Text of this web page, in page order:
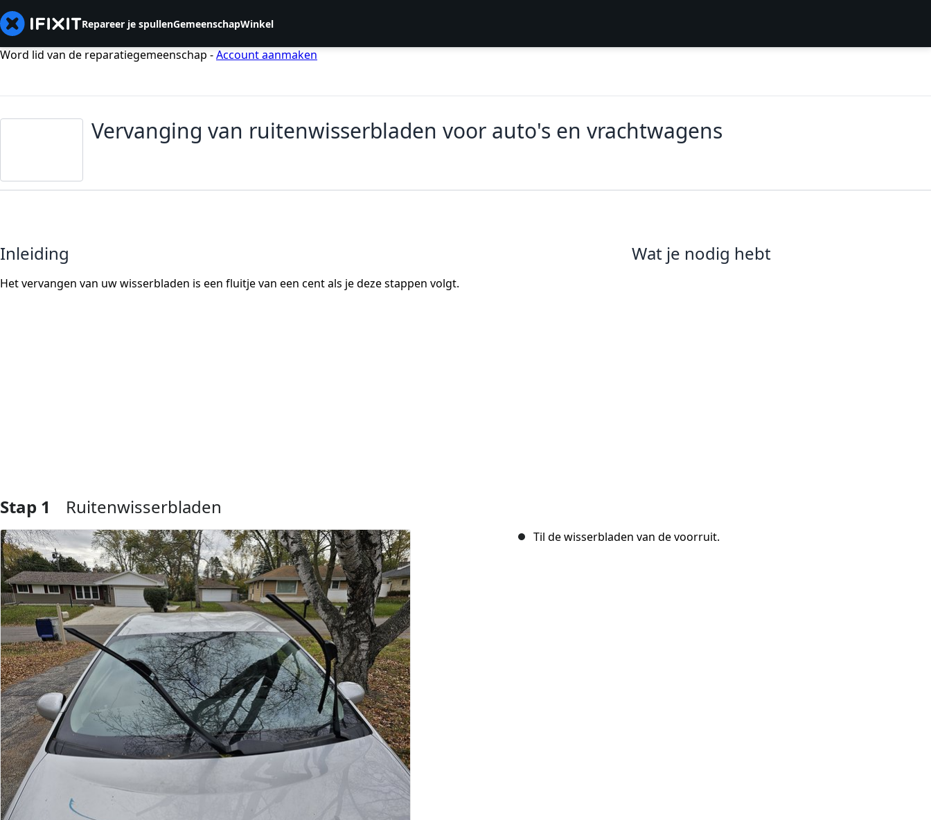
Repareer je spullenGemeenschapWinkel
Word lid van de reparatiegemeenschap -Account aanmaken
Vervanging van ruitenwisserbladen voor auto's en vrachtwagens
Inleiding
Het vervangen van uw wisserbladen is een fluitje van een cent als je deze stappen volgt.
Wat je nodig hebt
Stap 1 Ruitenwisserbladen
Til de wisserbladen van de voorruit.